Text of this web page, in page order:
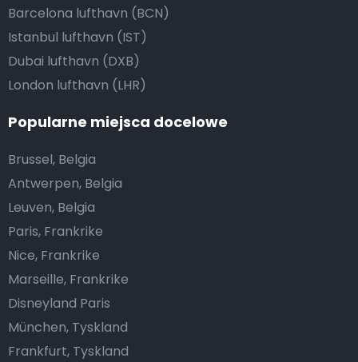
Barcelona lufthavn (BCN)
Istanbul lufthavn (IST)
Dubai lufthavn (DXB)
London lufthavn (LHR)
Popularne miejsca docelowe
Brussel, Belgia
Antwerpen, Belgia
Leuven, Belgia
Paris, Frankrike
Nice, Frankrike
Marseille, Frankrike
Disneyland Paris
München, Tyskland
Frankfurt, Tyskland